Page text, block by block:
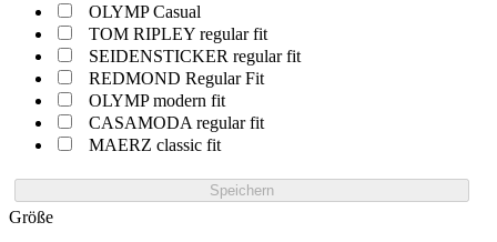
OLYMP Casual
TOM RIPLEY regular fit
SEIDENSTICKER regular fit
REDMOND Regular Fit
OLYMP modern fit
CASAMODA regular fit
MAERZ classic fit
Speichern
Größe